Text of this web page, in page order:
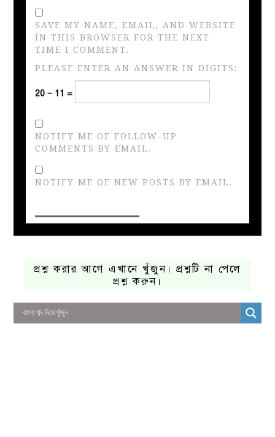
SAVE MY NAME, EMAIL, AND WEBSITE
IN THIS BROWSER FOR THE NEXT
TIME I COMMENT.
PLEASE ENTER AN ANSWER IN DIGITS:
20 − 11 =
NOTIFY ME OF FOLLOW-UP
COMMENTS BY EMAIL.
NOTIFY ME OF NEW POSTS BY EMAIL.
প্রশ্ন করার আগে এখানে খুঁজুন। প্রশ্নটি না পেলে
প্রশ্ন করুন।